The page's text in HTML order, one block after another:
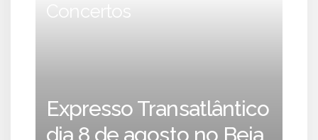
Concertos
Expresso Transatlântico
dia 8 de agosto no Beja